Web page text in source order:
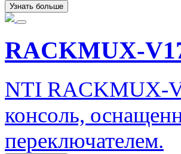
Узнать больше
RACKMUX-
NTI RACKMUX-
консоль,
переключателем.